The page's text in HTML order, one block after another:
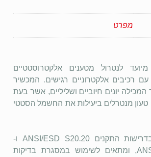
מפרט
מיועד לנטרול מטענים אלקטרוסטטיים
רכיבים אלקטרוניים רגישים. המכשיר
המכילה יונים חיוביים ושליליים, אשר בעת
טעון מנטרלים ביעילות את החשמל הסטטי
היוניזטור עומד בדרישות התקנים ANSI/ESD S20.20 ו-
ANSI/ESD STM3.1, ומתאים לשימוש במסגרת בדיקות